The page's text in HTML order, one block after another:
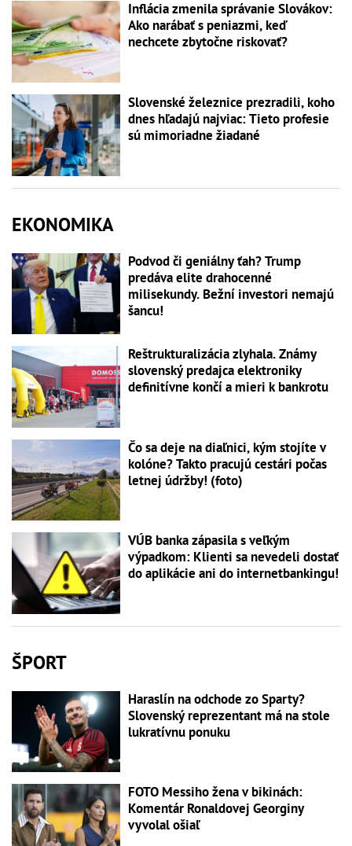
Inflácia zmenila správanie Slovákov:
Ako narábať s peniazmi, keď
nechcete zbytočne riskovať?
Slovenské železnice prezradili, koho
dnes hľadajú najviac: Tieto profesie
sú mimoriadne žiadané
EKONOMIKA
Podvod či geniálny ťah? Trump
predáva elite drahocenné
milisekundy. Bežní investori nemajú
šancu!
Reštrukturalizácia zlyhala. Známy
slovenský predajca elektroniky
definitívne končí a mieri k bankrotu
Čo sa deje na diaľnici, kým stojíte v
kolóne? Takto pracujú cestári počas
letnej údržby! (foto)
VÚB banka zápasila s veľkým
výpadkom: Klienti sa nevedeli dostať
do aplikácie ani do internetbankingu!
ŠPORT
Haraslín na odchode zo Sparty?
Slovenský reprezentant má na stole
lukratívnu ponuku
FOTO Messiho žena v bikinách:
Komentár Ronaldovej Georginy
vyvolal ošiaľ